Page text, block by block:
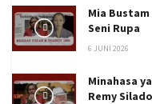
Mia Bustam
Seni Rupa
6 JUNI 2026
Minahasa
Remy